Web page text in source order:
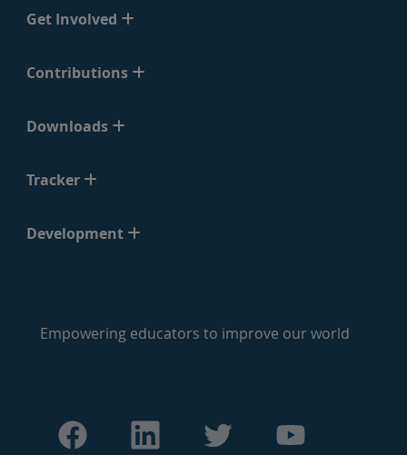
Get Involved
Contributions
Downloads
Tracker
Development
Empowering educators to improve our world